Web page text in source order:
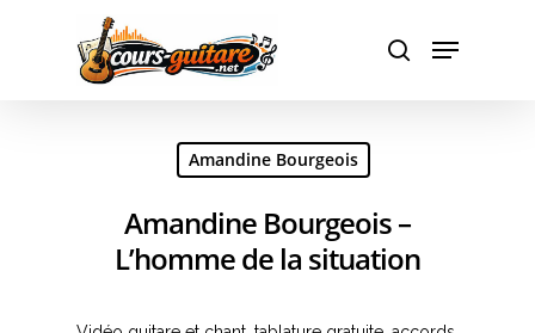
Hit enter to search or ESC to close
Amandine Bourgeois
Amandine Bourgeois –
L’homme de la situation